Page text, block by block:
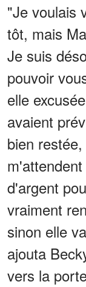
"Je voulais
tôt, mais
Je suis
pouvoir
elle
avaient
bien
d'argent
vraiment
sinon elle
ajouta
vers la